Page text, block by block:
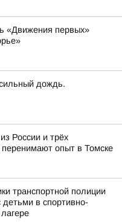
«Движения первых»
дождь.
России и трёх
опыт в Томске
транспортной полиции
детьми в спортивно-